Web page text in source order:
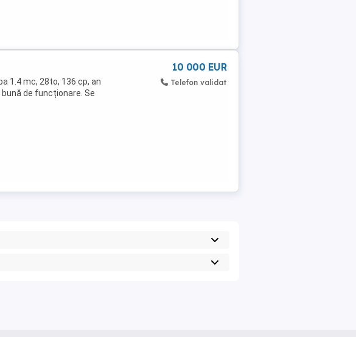
1.4 mc, 28to, 136 cp, an
de funcționare. Se
10 000 EUR
Telefon validat